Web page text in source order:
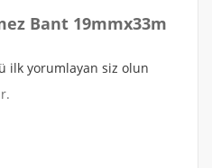
Bant 19mmx33m
ilk yorumlayan siz olun